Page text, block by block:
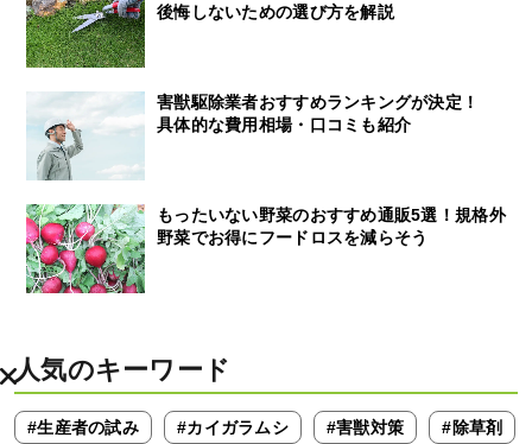
後悔しないための選び方を解説
害獣駆除業者おすすめランキングが決定！
具体的な費用相場・口コミも紹介
もったいない野菜のおすすめ通販5選！規格外
野菜でお得にフードロスを減らそう
人気のキーワード
#生産者の試み #カイガラムシ #害獣対策 #除草剤